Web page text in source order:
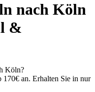
nach Köln
&
Köln?
170€ an. Erhalten Sie in nur